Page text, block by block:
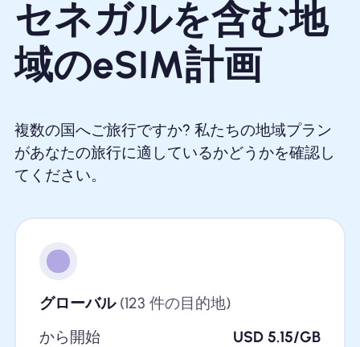
セネガルを含む地
域のeSIM計画
複数の国へご旅行ですか? 私たちの地域プラン
があなたの旅行に適しているかどうかを確認し
てください。
グローバル(123 件の目的地)
から開始
USD 5.15/GB